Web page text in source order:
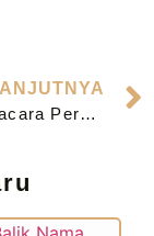
Jasa Pengacara Perusahaan Profesional Terpercaya di Jombang